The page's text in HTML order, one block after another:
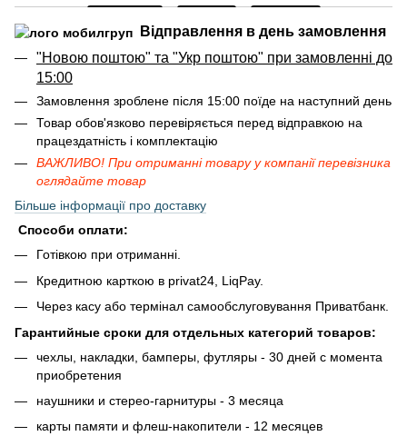
Відправлення в день замовлення
"Новою поштою" та "Укр поштою" при замовленні до
15:00
Замовлення зроблене після 15:00 поїде на наступний день
Товар обов'язково перевіряється перед відправкою на
працездатність і комплектацію
ВАЖЛИВО! При отриманні товару у компанії перевізника
оглядайте товар
Більше інформації про доставку
Способи оплати:
Готівкою при отриманні.
Кредитною карткою в privat24, LiqPay.
Через касу або термінал самообслуговування Приватбанк.
Гарантийные сроки для отдельных категорий товаров:
чехлы, накладки, бамперы, футляры - 30 дней с момента
приобретения
наушники и стерео-гарнитуры - 3 месяца
карты памяти и флеш-накопители - 12 месяцев